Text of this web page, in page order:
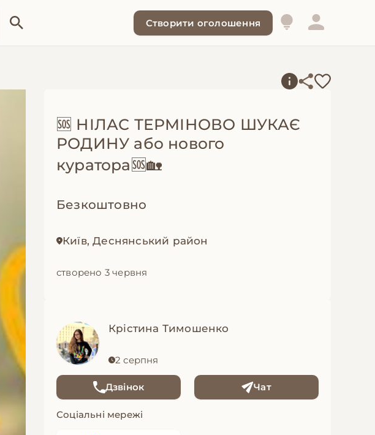
Створити оголошення
🆘 НІЛАС ТЕРМІНОВО ШУКАЄ
РОДИНУ або нового
куратора🆘🏡
Безкоштовно
Київ, Деснянський район
створено 3 червня
Крістина Тимошенко
2 серпня
Дзвінок Чат
Соціальні мережі